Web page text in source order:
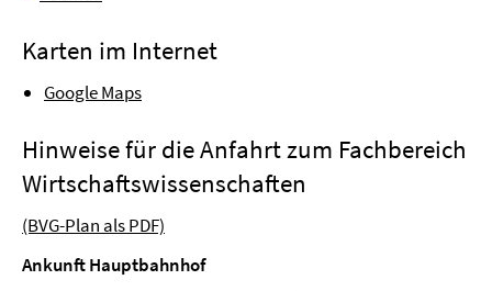
Karten im Internet
Google Maps
Hinweise für die Anfahrt zum Fachbereich
Wirtschaftswissenschaften
(BVG-Plan als PDF)
Ankunft Hauptbahnhof